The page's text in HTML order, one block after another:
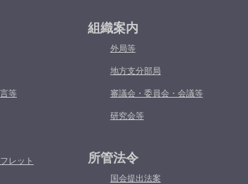
等
レット
組織案内
外局等
地方支分部局
審議会・委員会・会議等
研究会等
所管法令
国会提出法案